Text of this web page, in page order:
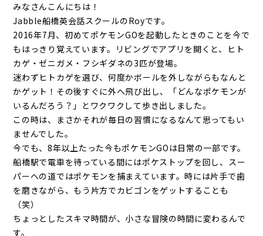
みなさんこんにちは！
Jabble船橋英会話スクールのRoyです。
2016年7月、初めてポケモンGOを起動したときのことを今で
もはっきり覚えています。リビングでアプリを開くと、ヒト
カゲ・ゼニガメ・フシギダネの3匹が登場。
迷わずヒトカゲを選び、何度かボールを外しながらもなんと
かゲット！その後すぐに外へ飛び出し、「どんなポケモンが
いるんだろう？」とワクワクして歩き出しました。
この時は、まさかそれが毎日の習慣になるなんて思ってもい
ませんでした。
今でも、8年以上たった今もポケモンGOは日常の一部です。
船橋駅で電車を待っている間にはポケストップを回し、スー
パーへの道ではポケモンを捕まえています。時には片手で歯
を磨きながら、もう片方でカビゴンをゲットすることも
（笑）
ちょっとしたスキマ時間が、小さな冒険の時間に変わるんで
す。